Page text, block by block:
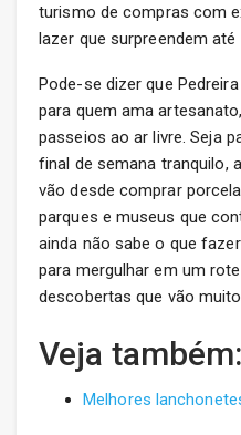
turismo de compras com
lazer que surpreendem
Pode-se dizer que
para quem ama
passeios ao ar livre. Seja
final de semana tranquilo,
vão desde comprar
parques e museus que
ainda não sabe o que
para mergulhar em um
descobertas que vão
Veja também:
Melhores